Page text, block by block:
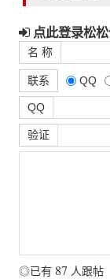
点此登录松
名 称
联系 QQ
QQ
验证
◎已有 87 人跟帖